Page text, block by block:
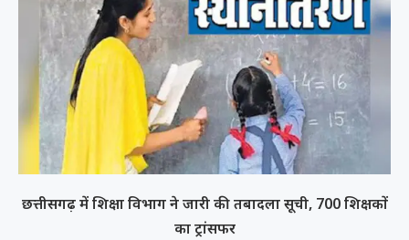
छत्तीसगढ़ में शिक्षा विभाग ने जारी की तबादला सूची, 700 शिक्षकों
का ट्रांसफर